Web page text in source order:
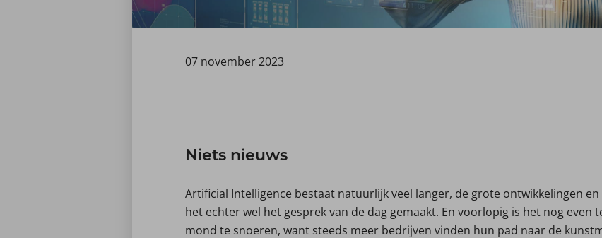
07 november 2023
Niets nieuws
Artificial Intelligence bestaat natuurlijk veel langer, de grote ontwikkelingen
het echter wel het gesprek van de dag gemaakt. En voorlopig is het nog even
mond te snoeren, want steeds meer bedrijven vinden hun pad naar de